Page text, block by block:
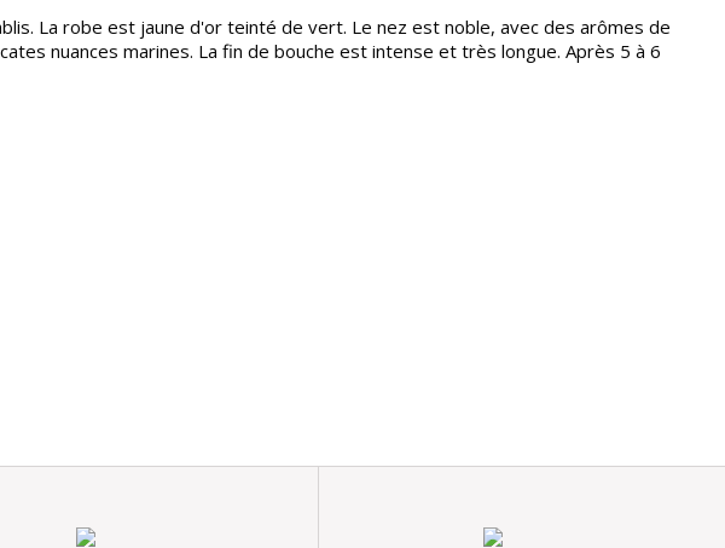
La robe est jaune d'or teinté de vert. Le nez est noble, avec des arômes de
nuances marines. La fin de bouche est intense et très longue. Après 5 à 6